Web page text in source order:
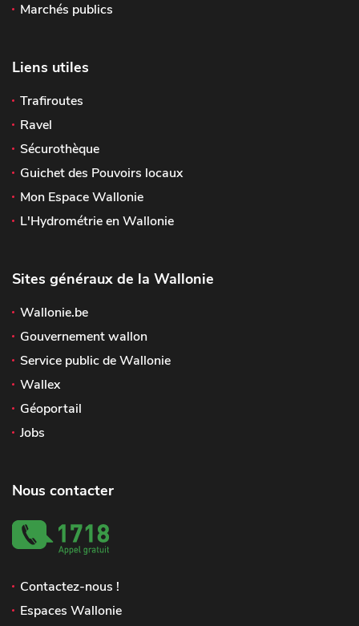
Marchés publics
Liens utiles
Trafiroutes
Ravel
Sécurothèque
Guichet des Pouvoirs locaux
Mon Espace Wallonie
L'Hydrométrie en Wallonie
Sites généraux de la Wallonie
Wallonie.be
Gouvernement wallon
Service public de Wallonie
Wallex
Géoportail
Jobs
Nous contacter
Contactez-nous !
Espaces Wallonie